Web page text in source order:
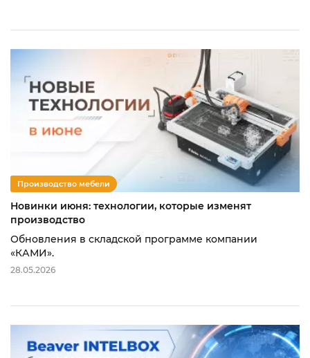
Производство мебели
Новинки июня: технологии, которые изменят
производство
Обновления в складской программе компании
«КАМИ».
28.05.2026